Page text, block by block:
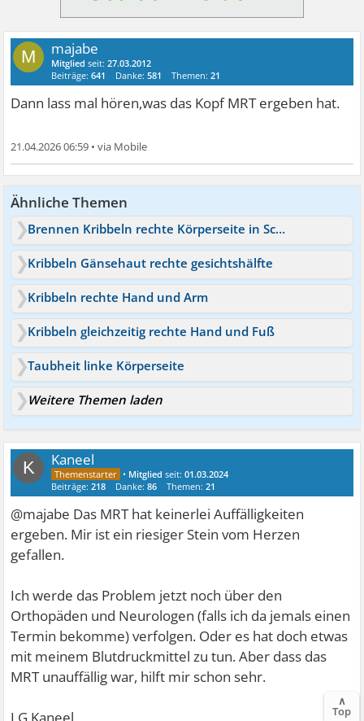
M majabe
Mitglied seit:27.03.2012
Beiträge:641 Danke:581 Themen:21
Dann lass mal hören,was das Kopf MRT ergeben hat.
21.04.2026 06:59 •
Ähnliche Themen
Brennen Kribbeln rechte Körperseite in Schüben
Kribbeln Gänsehaut rechte gesichtshälfte
Kribbeln rechte Hand und Arm
Kribbeln gleichzeitig rechte Hand und Fuß
Taubheit linke Körperseite
Weitere Themen laden
K Kaneel
• Mitglied seit:01.03.2024
Beiträge:218 Danke:86 Themen:21
@majabe Das MRT hat keinerlei Auffälligkeiten
ergeben. Mir ist ein riesiger Stein vom Herzen
gefallen.
Ich werde das Problem jetzt noch über den
Orthopäden und Neurologen (falls ich da jemals einen
Termin bekomme) verfolgen. Oder es hat doch etwas
mit meinem Blutdruckmittel zu tun. Aber dass das
MRT unauffällig war, hilft mir schon sehr.
LG Kaneel
∧
Top